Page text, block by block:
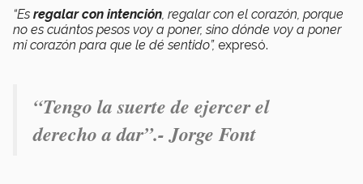
“Es regalar con intención, regalar con el corazón, porque
no es cuántos pesos voy a poner, sino dónde voy a poner
mi corazón para que le dé sentido”, expresó.
“Tengo la suerte de ejercer el
derecho a dar”.- Jorge Font